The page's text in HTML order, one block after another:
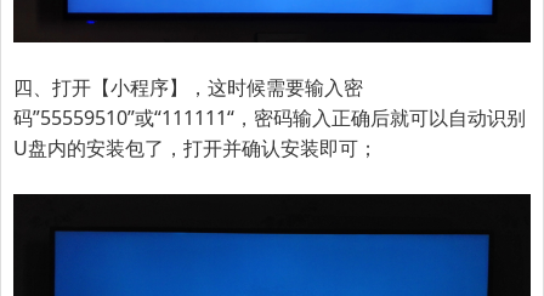
四、打开【小程序】，这时候需要输入密
码”55559510”或“111111“ ，密码输入正确后就可以自动识别
U盘内的安装包了，打开并确认安装即可；